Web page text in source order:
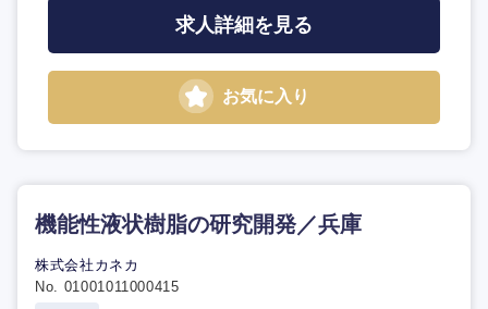
求人詳細を見る
お気に入り
機能性液状樹脂の研究開発／兵庫
株式会社カネカ
No. 01001011000415